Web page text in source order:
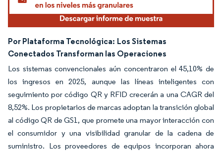
Por Plataforma Tecnológica: Los Sistemas
Conectados Transforman las Operaciones
Los sistemas convencionales aún concentraron el 45,10% de
los ingresos en 2025, aunque las líneas inteligentes con
seguimiento por código QR y RFID crecerán a una CAGR del
8,52%. Los propietarios de marcas adoptan la transición global
al código QR de GS1, que promete una mayor interacción con
el consumidor y una visibilidad granular de la cadena de
suministro. Los proveedores de equipos incorporan ahora